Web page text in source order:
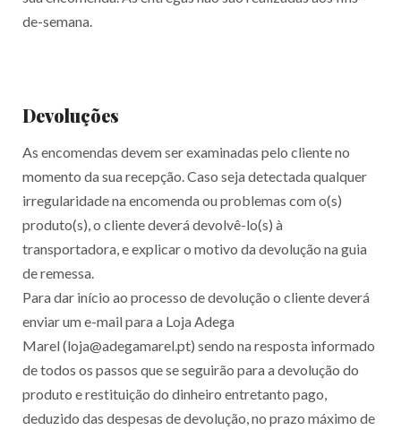
de-semana.
Devoluções
As encomendas devem ser examinadas pelo cliente no
momento da sua recepção. Caso seja detectada qualquer
irregularidade na encomenda ou problemas com o(s)
produto(s), o cliente deverá devolvê-lo(s) à
transportadora, e explicar o motivo da devolução na guia
de remessa.
Para dar início ao processo de devolução o cliente deverá
enviar um e-mail para a Loja Adega
Marel (loja@adegamarel.pt) sendo na resposta informado
de todos os passos que se seguirão para a devolução do
produto e restituição do dinheiro entretanto pago,
deduzido das despesas de devolução, no prazo máximo de